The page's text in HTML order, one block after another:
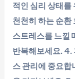
적인 심리 상태를
천천히 하는 순환
스트레스를 느낄
반복해보세요. 4.
스 관리에 중요합